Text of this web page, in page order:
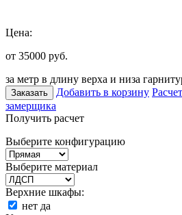
Цена:
от 35000 руб.
за метр в длину верха и низа
Заказать Добавить в корзину
замерщика
Получить расчет
Выберите конфигурацию
Выберите материал
Верхние шкафы:
нет да